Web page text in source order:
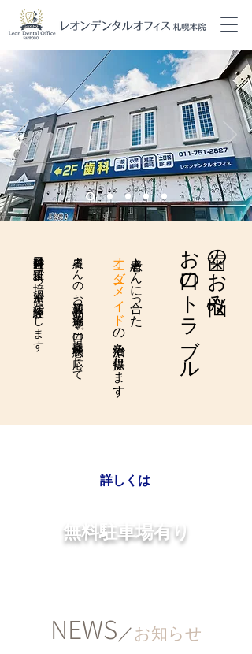
治療に活かします
歯科口腔外科や矯正科で培った経験を
適切な治療をご提案
患者さんのお悩みや口の状態に応じて 患者さんに合った
オーダーメイド
の治療を提供します
歯のお悩み
お口のトラブル
詳しくは
無料駐車場有り
NEWS ／ お知らせ